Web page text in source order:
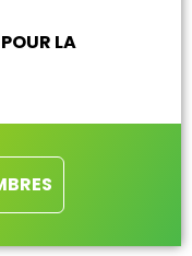
LA